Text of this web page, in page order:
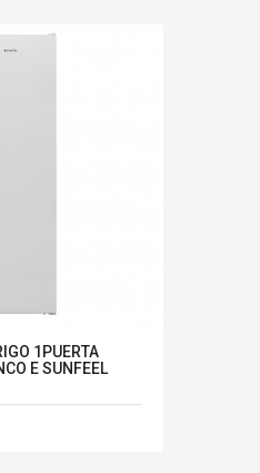
1PUERTA
E SUNFEEL